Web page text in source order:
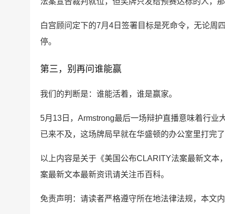
白宫顾问定下的7月4日签署目标是死命令，无论周
停。
第三，别再问谁能赢
我们的判断是：谁能活着，谁是赢家。
5月13日，Armstrong最后一场辩护直播意味着行
已来不及，这场牌局早就在华盛顿的办公室里打完
以上内容是关于《美国公布CLARITY法案最新文
案最新文本最新资讯请关注币百科。
免责声明：请读者严格遵守所在地法律法规，本文